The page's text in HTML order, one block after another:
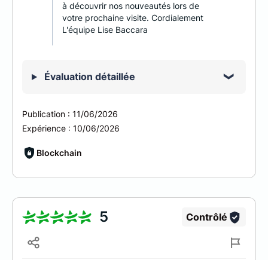
à découvrir nos nouveautés lors de
votre prochaine visite. Cordialement
L'équipe Lise Baccara
Évaluation détaillée
Publication : 11/06/2026
Expérience : 10/06/2026
Blockchain
5 Contrôlé